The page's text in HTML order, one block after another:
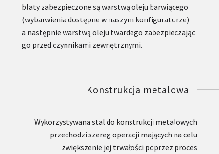
blaty zabezpieczone są warstwą oleju barwiącego
(wybarwienia dostępne w naszym konfiguratorze)
a następnie warstwą oleju twardego zabezpieczając
go przed czynnikami zewnętrznymi.
Konstrukcja metalowa
Wykorzystywana stal do konstrukcji metalowych
przechodzi szereg operacji mających na celu
zwiększenie jej trwałości poprzez proces